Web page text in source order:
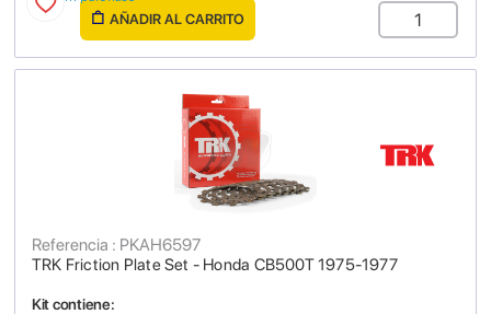
AÑADIR AL CARRITO
TRK Friction Plate Set - Honda CB500T 1975-1977
Referencia : PKAH6597
Kit contiene: